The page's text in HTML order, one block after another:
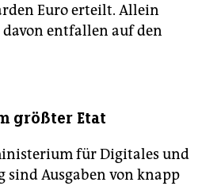
Euro erteilt. Allein
entfallen auf den
größter Etat
für Digitales und
sind Ausgaben von knapp